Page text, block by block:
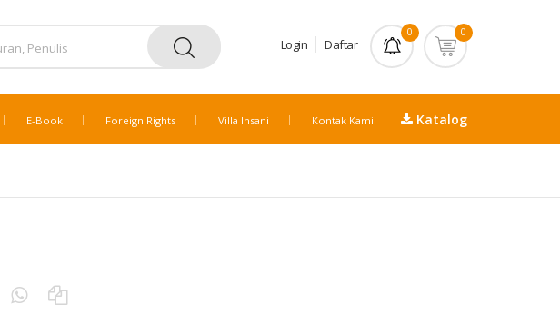
Login Daftar
0 0
E-Book Foreign Rights Villa Insani Kontak Kami Katalog